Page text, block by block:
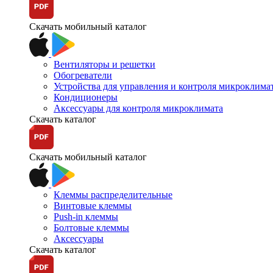
Скачать мобильный каталог
Вентиляторы и решетки
Обогреватели
Устройства для управления и контроля
Кондиционеры
Аксессуары для контроля микроклимата
Скачать каталог
Скачать мобильный каталог
Клеммы распределительные
Винтовые клеммы
Push-in клеммы
Болтовые клеммы
Аксессуары
Скачать каталог